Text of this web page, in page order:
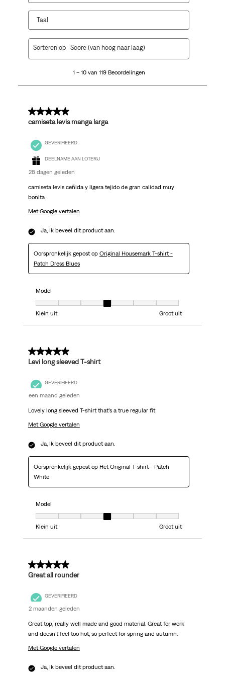
Taal
119
1 – 10 van 119 Beoordelingen
Sorteren op Score (van hoog naar laag)
5 van 5 sterren.
camiseta levis manga larga
GEVERIFIEERD
DEELNAME AAN LOTERIJ
28 dagen geleden
camiseta levis ceñida y ligera tejido de gran calidad muy
bonita
Met Google vertalen
Ja, Ik beveel dit product aan.
Oorspronkelijk gepost op Original Housemark T-shirt -
Patch Dress Blues
Model
Model, 4 van 7, waarbij 1 gelijk is aan Klein uit en 7 gelijk is aan Groot uit
Klein uit
Groot uit
5 van 5 sterren.
Levi long sleeved T-shirt
GEVERIFIEERD
een maand geleden
Lovely long sleeved T-shirt that’s a true regular fit
Met Google vertalen
Ja, Ik beveel dit product aan.
Oorspronkelijk gepost op Het Original T-shirt - Patch
White
Model
Model, 4 van 7, waarbij 1 gelijk is aan Klein uit en 7 gelijk is aan Groot uit
Klein uit
Groot uit
5 van 5 sterren.
Great all rounder
GEVERIFIEERD
2 maanden geleden
Great top, really well made and good material. Great for work
and doesn’t feel too hot, so perfect for spring and autumn.
Met Google vertalen
Ja, Ik beveel dit product aan.